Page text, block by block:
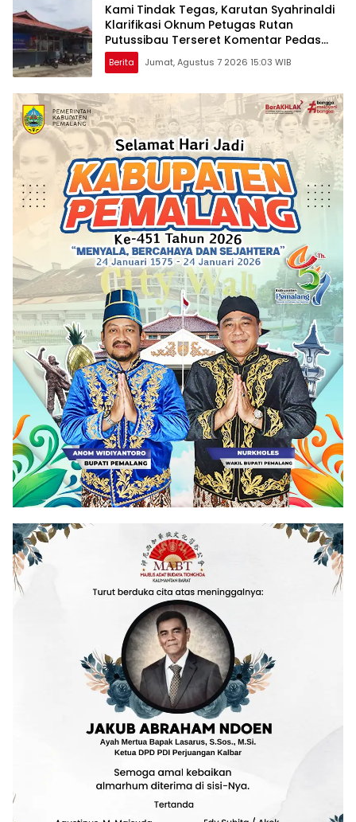
Kami Tindak Tegas, Karutan Syahrinaldi
Klarifikasi Oknum Petugas Rutan
Putussibau Terseret Komentar Pedas
Kasus Pasien BPJS
Berita Jumat, Agustus 7 2026 15:03 WIB